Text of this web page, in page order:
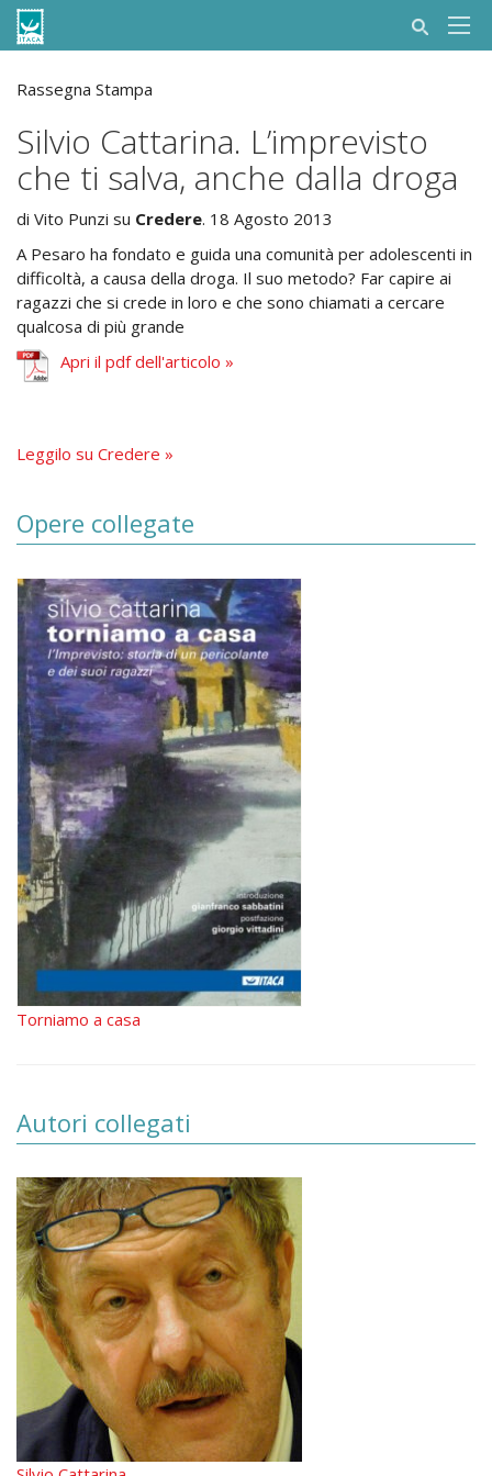
Rassegna Stampa
Silvio Cattarina. L’imprevisto
che ti salva, anche dalla droga
di Vito Punzi su Credere. 18 Agosto 2013
A Pesaro ha fondato e guida una comunità per adolescenti in
difficoltà, a causa della droga. Il suo metodo? Far capire ai
ragazzi che si crede in loro e che sono chiamati a cercare
qualcosa di più grande
Apri il pdf dell'articolo »
Leggilo su Credere »
Opere collegate
Torniamo a casa
Autori collegati